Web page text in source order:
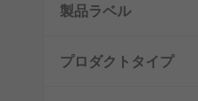
開発ボードと開発ツ
製品ラベル
プロダクトタイプ